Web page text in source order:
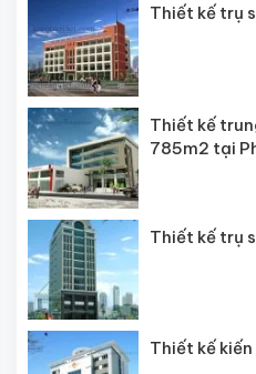
Thiết kế trụ
Thiết kế
785m2 tại
Thiết kế trụ
Thiết kế